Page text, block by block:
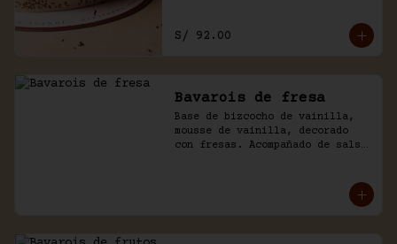
S/ 92.00
Bavarois de fresa
Base de bizcocho de vainilla,
mousse de vainilla, decorado
con fresas. Acompañado de salsa